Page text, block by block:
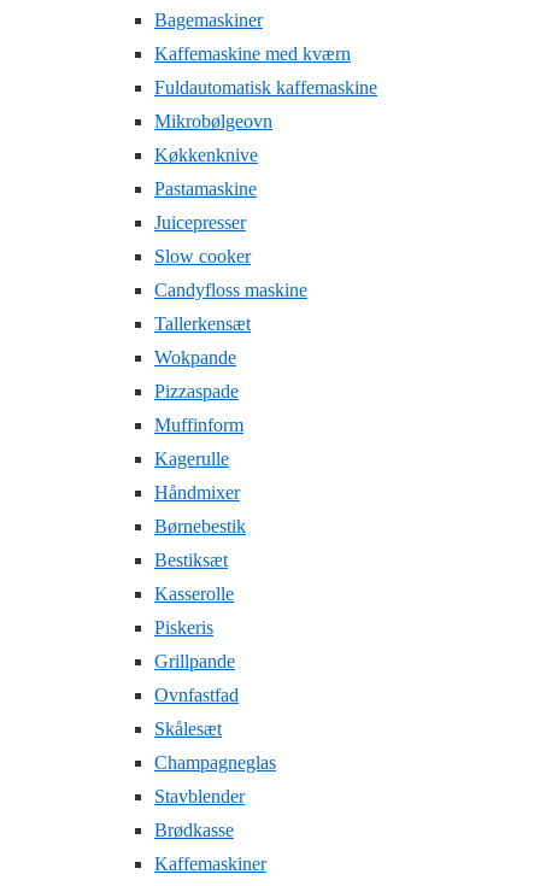
Bagemaskiner
Kaffemaskine med kværn
Fuldautomatisk kaffemaskine
Mikrobølgeovn
Køkkenknive
Pastamaskine
Juicepresser
Slow cooker
Candyfloss maskine
Tallerkensæt
Wokpande
Pizzaspade
Muffinform
Kagerulle
Håndmixer
Børnebestik
Bestiksæt
Kasserolle
Piskeris
Grillpande
Ovnfastfad
Skålesæt
Champagneglas
Stavblender
Brødkasse
Kaffemaskiner